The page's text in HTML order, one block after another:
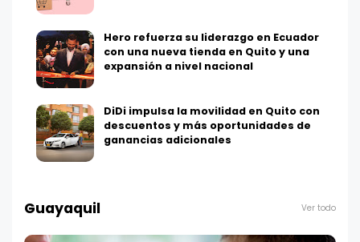
Hero refuerza su liderazgo en Ecuador
con una nueva tienda en Quito y una
expansión a nivel nacional
DiDi impulsa la movilidad en Quito con
descuentos y más oportunidades de
ganancias adicionales
Guayaquil Ver todo